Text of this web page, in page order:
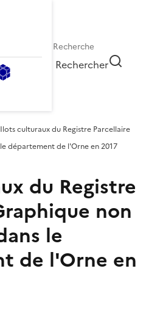
Rechercher
Ilots culturaux du Registre Parcellaire
département de l'Orne en 2017
du Registre
non
le
de l'Orne en